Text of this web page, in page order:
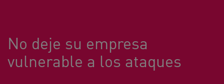
No deje su empresa
vulnerable a los ataques